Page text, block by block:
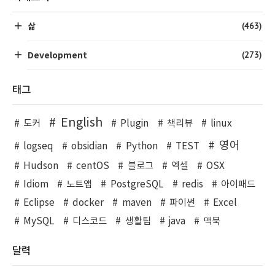
삶 (463)
Development (273)
태그
도커 English Plugin 책리뷰 linux
logseq obsidian Python TEST 영어
Hudson centOS 블로그 엑셀
OSX
Idiom
노트앱 PostgreSQL redis
아이패드
Eclipse
docker maven 파이썬
Excel
MySQL
디스코드 생활팁 java 맥북
달력